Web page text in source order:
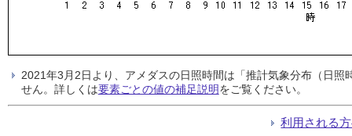
2021年3月2日より、アメダスの日照時間は「推計気象分布（日
せん。詳しくは要素ごとの値の補足説明をご覧ください。
利用される